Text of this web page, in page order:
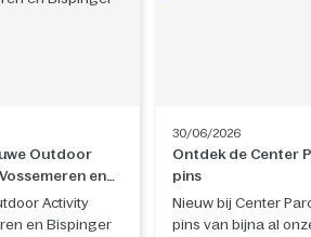
Outdoor
en
Activity
en Bispinger
30/06/2026
Ontdek de Center
pins
Nieuw bij Center
pins van bijna al